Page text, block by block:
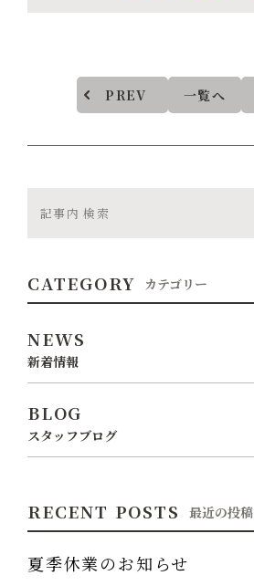
PREV 一覧へ
CATEGORY カテゴリー
NEWS
新着情報
BLOG
スタッフブログ
RECENT POSTS 最近の投稿
夏季休業のお知らせ